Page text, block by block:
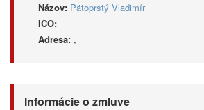
Názov: Pätoprstý Vladimír
IČO:
Adresa: ,
Informácie o zmluve